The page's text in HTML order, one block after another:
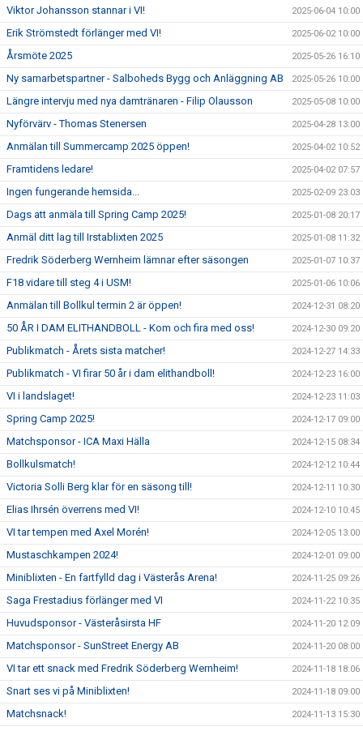
Viktor Johansson stannar i VI! 2025-06-04 10:00
Erik Strömstedt förlänger med VI! 2025-06-02 10:00
Årsmöte 2025 2025-05-26 16:10
Ny samarbetspartner - Salboheds Bygg och Anläggning AB 2025-05-26 10:00
Längre intervju med nya damtränaren - Filip Olausson 2025-05-08 10:00
Nyförvärv - Thomas Stenersen 2025-04-28 13:00
Anmälan till Summercamp 2025 öppen! 2025-04-02 10:52
Framtidens ledare! 2025-04-02 07:57
Ingen fungerande hemsida... 2025-02-09 23:03
Dags att anmäla till Spring Camp 2025! 2025-01-08 20:17
Anmäl ditt lag till Irstablixten 2025 2025-01-08 11:32
Fredrik Söderberg Wernheim lämnar efter säsongen 2025-01-07 10:37
F18 vidare till steg 4 i USM! 2025-01-06 10:06
Anmälan till Bollkul termin 2 är öppen! 2024-12-31 08:20
50 ÅR I DAM ELITHANDBOLL - Kom och fira med oss! 2024-12-30 09:20
Publikmatch - Årets sista matcher! 2024-12-27 14:33
Publikmatch - VI firar 50 år i dam elithandboll! 2024-12-23 16:00
VI i landslaget! 2024-12-23 11:03
Spring Camp 2025! 2024-12-17 09:00
Matchsponsor - ICA Maxi Hälla 2024-12-15 08:34
Bollkulsmatch! 2024-12-12 10:44
Victoria Solli Berg klar för en säsong till! 2024-12-11 10:30
Elias Ihrsén överrens med VI! 2024-12-10 10:45
VI tar tempen med Axel Morén! 2024-12-05 13:00
Mustaschkampen 2024! 2024-12-01 09:00
Miniblixten - En fartfylld dag i Västerås Arena! 2024-11-25 09:26
Saga Frestadius förlänger med VI 2024-11-22 10:35
Huvudsponsor - Västeråsirsta HF 2024-11-20 12:09
Matchsponsor - SunStreet Energy AB 2024-11-20 08:00
VI tar ett snack med Fredrik Söderberg Wernheim! 2024-11-18 18:06
Snart ses vi på Miniblixten! 2024-11-18 09:00
Matchsnack! 2024-11-13 15:30